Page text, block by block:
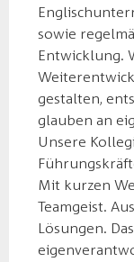
sowie
Entwicklung.
gestalten,
glauben an
Unsere
Mit kurzen
Teamgeist.
Lösungen.